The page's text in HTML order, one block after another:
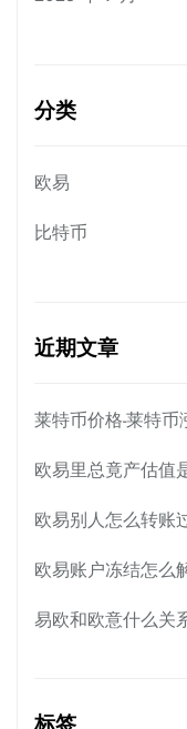
分类
欧易
比特币
近期文章
莱特币价格-莱特币
欧易里总竟产估值
欧易别人怎么转账
欧易账户冻结怎么
易欧和欧意什么关